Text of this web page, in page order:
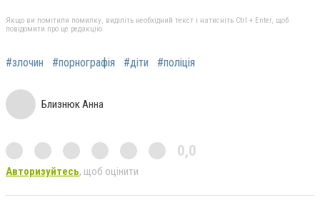
Якщо ви помітили помилку, виділіть необхідний текст і натисніть Ctrl + Enter, щоб
повідомити про це редакцію
#злочин #порнографія #діти #поліція
Близнюк Анна
0,0
Авторизуйтесь, щоб оцінити